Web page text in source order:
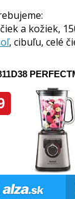
a kožiek,
, cibuľu, celé